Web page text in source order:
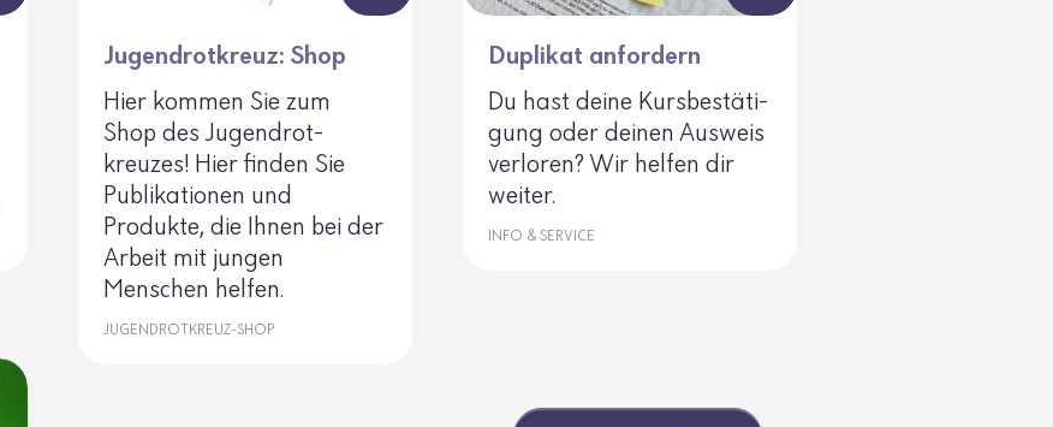
Jugendrotkreuz: Shop
Hier kommen Sie zum
Shop des Jugend­rot­
kreuzes! Hier finden Sie
Publi­ka­tionen und
Produkte, die Ihnen bei der
Arbeit mit jungen
Menschen helfen.
JUGENDROTKREUZ-SHOP
Duplikat anfordern
Du hast deine Kurs­be­stä­ti­
gung oder deinen Ausweis
verloren? Wir helfen dir
weiter.
INFO & SERVICE